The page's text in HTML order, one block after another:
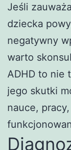
Jeśli
dziecka
negatywny
warto
ADHD to nie
jego skutki
nauce,